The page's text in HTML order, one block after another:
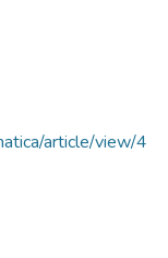
article/view/4